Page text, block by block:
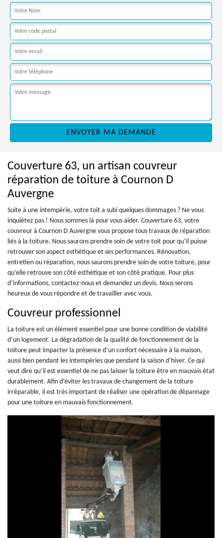
Couverture 63, un artisan couvreur
réparation de toiture à Cournon D
Auvergne
Suite à une intempérie, votre toit a subi quelques dommages ? Ne vous
inquiétez pas ! Nous sommes là pour vous aider. Couverture 63, votre
couvreur à Cournon D Auvergne vous propose tous travaux de réparation
liés à la toiture. Nous saurons prendre soin de votre toit pour qu’il puisse
retrouver son aspect esthétique et ses performances. Rénovation,
entretien ou réparation, nous saurons prendre soin de votre toiture, pour
qu’elle retrouve son côté esthétique et son côté pratique. Pour plus
d’informations, contactez-nous et demandez un devis. Nous serons
heureux de vous répondre et de travailler avec vous.
Couvreur professionnel
La toiture est un élément essentiel pour une bonne condition de viabilité
d’un logement. La dégradation de la qualité de fonctionnement de la
toiture peut impacter la présence d’un confort nécessaire à la maison,
aussi bien pendant les intempéries que pendant la saison d’hiver. Ce qui
veut dire qu’il est essentiel de ne pas laisser la toiture être en mauvais état
durablement. Afin d’éviter les travaux de changement de la toiture
irréparable, il est très important de réaliser une opération de dépannage
pour une toiture en mauvais fonctionnement.